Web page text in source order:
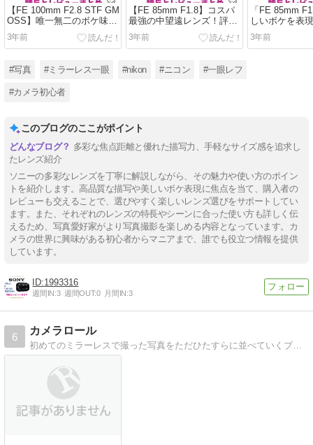
【FE 100mm F2.8 STF GM
OSS】唯一無二のボケ味が
魅力のレンズ！レビューや
評価をまとめてみました
3年前
【FE 85mm F1.8】コスパ
最強の中望遠レンズ！評価
やレビューをまとめてみま
した！
3年前
「FE 85mm
しいボケを表
単焦点の評価
まとめてみた！
3年前
#写真 #ミラーレス一眼 #nikon #ニコン #一眼レフ
#カメラ初心者
このブログのここがポイント
多彩な焦点距離と優れた描写力、手軽なサイズ感を追求し
たレンズ紹介
ソニーの多彩なレンズを丁寧に解説しながら、その魅力や使い方のポイン
トを紹介します。高品質な描写や美しいボケ表現に焦点を当て、購入者の
レビューも交えることで、選びやすく楽しいレンズ選びをサポートしてい
ます。また、それぞれのレンズの特長やシーンに合った使い方も詳しく伝
えるため、写真愛好家がより写真撮影を楽しめる内容となっています。カ
メラの世界に興味がある初心者からマニアまで、誰でも役立つ情報を提供
しています。
1993316
週間IN:3 週間OUT:0 月間IN:3
6
カメラロール
初めてのミラーレスで撮った写真をただひたすらに並べていくブログ